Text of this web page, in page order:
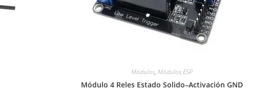
Módulos, Módulos ESP
Módulo 4 Reles Estado Solido–Activación GND